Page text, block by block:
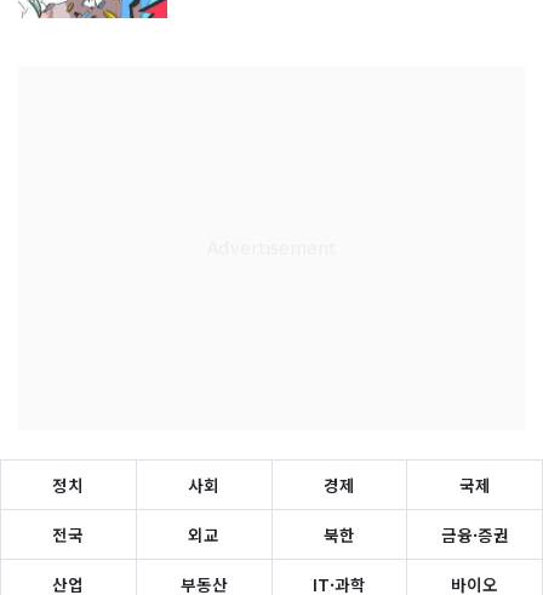
정치 사회 경제 국제
전국 외교 북한 금융·증권
산업 부동산 IT·과학 바이오